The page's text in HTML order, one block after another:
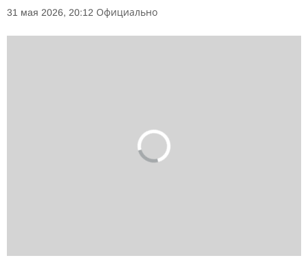
31 мая 2026, 20:12 Официально